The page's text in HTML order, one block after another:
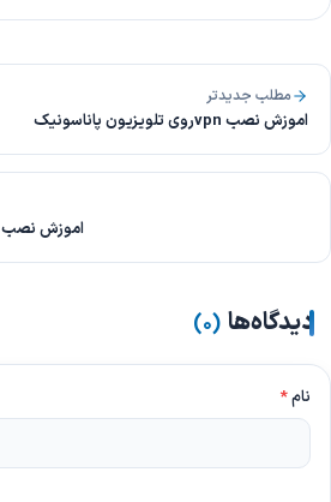
مطلب جدیدتر
اموزش نصب vpnروی تلویزیون پاناسونیک
اموزش نصب vpnروی تلویزیون اندرویدی
دیدگاه‌ها (۰)
نام*